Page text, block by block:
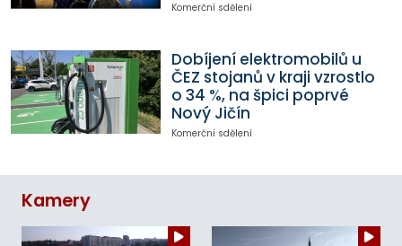
Komerční sdělení
Dobíjení elektromobilů u
ČEZ stojanů v kraji vzrostlo
o 34 %, na špici poprvé
Nový Jičín
Komerční sdělení
Kamery